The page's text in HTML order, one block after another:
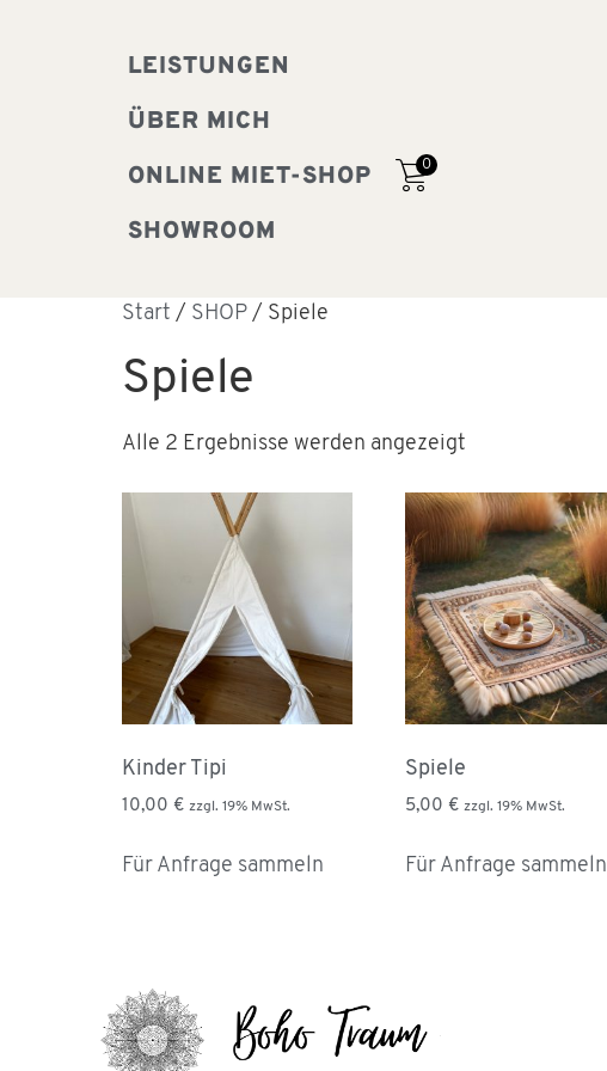
LEISTUNGEN
ÜBER MICH
ONLINE MIET-SHOP
SHOWROOM
0
Start / SHOP / Spiele
Spiele
Alle 2 Ergebnisse werden angezeigt
Kinder Tipi
10,00 € zzgl. 19% MwSt.
Für Anfrage sammeln
Spiele
5,00 € zzgl. 19% MwSt.
Für Anfrage sammeln